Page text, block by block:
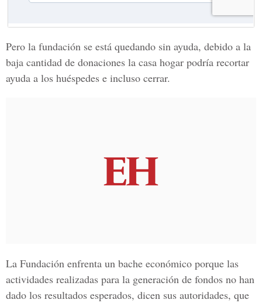
Pero la fundación se está quedando sin ayuda, debido a la
baja cantidad de donaciones la casa hogar podría recortar
ayuda a los huéspedes e incluso cerrar.
La Fundación enfrenta un bache económico porque las
actividades realizadas para la generación de fondos no han
dado los resultados esperados, dicen sus autoridades, que